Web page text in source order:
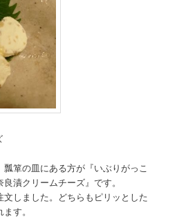
箪の皿にある方が『いぶりがっこ
漬クリームチーズ』です。
しました。どちらもピリッとした
す。